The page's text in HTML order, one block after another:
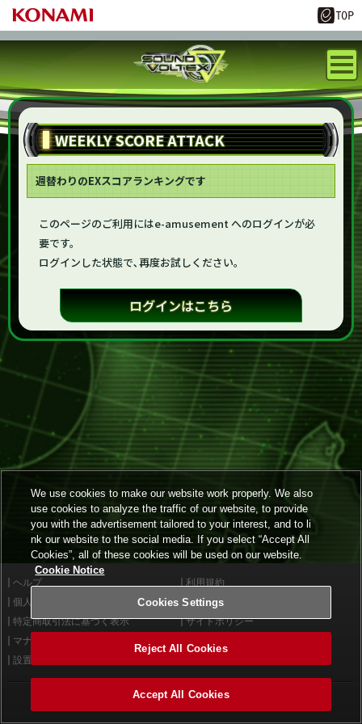
WEEKLY SCORE ATTACK
週替わりのEXスコアランキングです
このページのご利用にはe-amusement へのログインが必
要です。
ログインした状態で､再度お試しください。
ログインはこちら
ヘルプ
利用規約
個人情報等保護方針
外部送信について
特定商取引法に基づく表示
サイトポリシー
マナー＆ルール
設置店舗検索
©2026 Konami Arcade Games
We use cookies to make our website work properly. We also
use cookies to analyze the traffic of our website, to provide
you with the advertisement tailored to your interest, and to li
nk our website to the social media. If you select “Accept All
Cookies”, all of these cookies will be used on our website.
Cookie Notice
Cookies Settings
Reject All Cookies
Accept All Cookies